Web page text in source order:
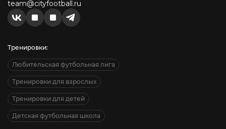
team@cityfootball.ru
Тренировки:
Любительская футбольная лига
Тренировки для взрослых
Тренировки для детей
Детская футбольная школа